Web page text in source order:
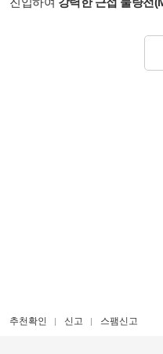
추천확인 신고 스팸신고